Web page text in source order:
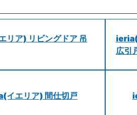
リア) リビングドア 吊
ieria(
広引
イエリア) 間仕切戸